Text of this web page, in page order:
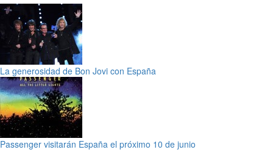
La generosidad de Bon Jovi con España
Passenger visitarán España el próximo 10 de junio